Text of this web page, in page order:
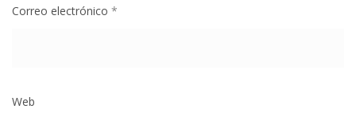
Correo electrónico *
Web